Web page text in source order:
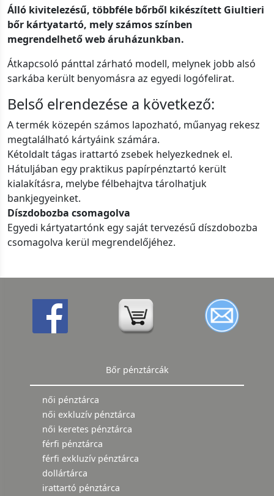
Álló kivitelezésű, többféle bőrből kikészített Giultieri
bőr kártyatartó, mely számos színben
megrendelhető web áruházunkban.
Átkapcsoló pánttal zárható modell, melynek jobb alsó
sarkába került benyomásra az egyedi logófelirat.
Belső elrendezése a következő:
A termék közepén számos lapozható, műanyag rekesz
megtalálható kártyáink számára.
Kétoldalt tágas irattartó zsebek helyezkednek el.
Hátuljában egy praktikus papírpénztartó került
kialakításra, melybe félbehajtva tárolhatjuk
bankjegyeinket.
Díszdobozba csomagolva
Egyedi kártyatartónk egy saját tervezésű díszdobozba
csomagolva kerül megrendelőjéhez.
Bőr pénztárcák
női pénztárca
női exkluzív pénztárca
női keretes pénztárca
férfi pénztárca
férfi exkluzív pénztárca
dollártárca
irattartó pénztárca